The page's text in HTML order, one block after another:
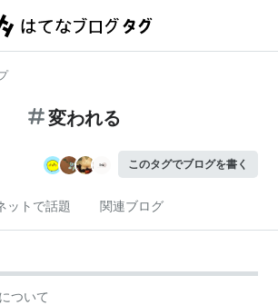
変われる
このタグでブログを書く
ットで話題 関連ブログ
ついて